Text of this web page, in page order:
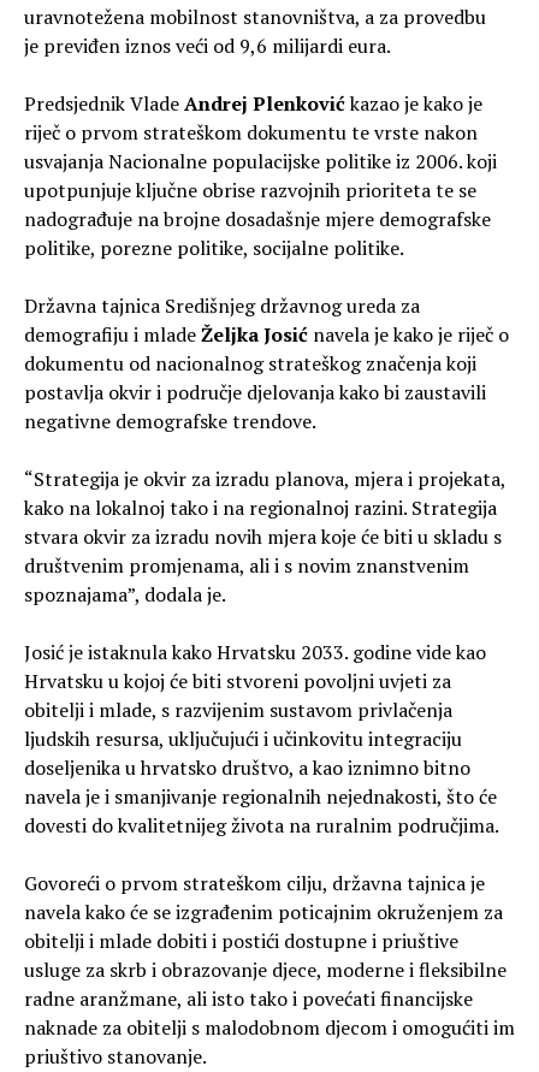
uravnotežena mobilnost stanovništva, a za provedbu
je previđen iznos veći od 9,6 milijardi eura.
Predsjednik VladeAndrej Plenkovićkazao je kako je
riječ o prvom strateškom dokumentu te vrste nakon
usvajanja Nacionalne populacijske politike iz 2006. koji
upotpunjuje ključne obrise razvojnih prioriteta te se
nadograđuje na brojne dosadašnje mjere demografske
politike, porezne politike, socijalne politike.
Državna tajnica Središnjeg državnog ureda za
demografiju i mladeŽeljka Josić navela je kako je riječ o
dokumentu od nacionalnog strateškog značenja koji
postavlja okvir i područje djelovanja kako bi zaustavili
negativne demografske trendove.
“Strategija je okvir za izradu planova, mjera i projekata,
kako na lokalnoj tako i na regionalnoj razini. Strategija
stvara okvir za izradu novih mjera koje će biti u skladu s
društvenim promjenama, ali i s novim znanstvenim
spoznajama”, dodala je.
Josić je istaknula kako Hrvatsku 2033. godine vide kao
Hrvatsku u kojoj će biti stvoreni povoljni uvjeti za
obitelji i mlade, s razvijenim sustavom privlačenja
ljudskih resursa, uključujući i učinkovitu integraciju
doseljenika u hrvatsko društvo, a kao iznimno bitno
navela je i smanjivanje regionalnih nejednakosti, što će
dovesti do kvalitetnijeg života na ruralnim područjima.
Govoreći o prvom strateškom cilju, državna tajnica je
navela kako će se izgrađenim poticajnim okruženjem za
obitelji i mlade dobiti i postići dostupne i priuštive
usluge za skrb i obrazovanje djece, moderne i fleksibilne
radne aranžmane, ali isto tako i povećati financijske
naknade za obitelji s malodobnom djecom i omogućiti im
priuštivo stanovanje.